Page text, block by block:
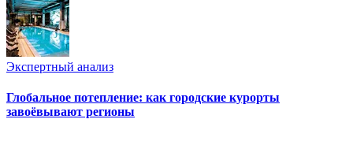
Экспертный анализ
Глобальное потепление: как городские курорты
завоёвывают регионы